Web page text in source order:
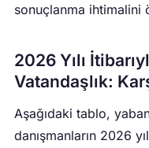
sonuçlanma ihtimalini
2026 Yılı
Vatandaşlık:
Aşağıdaki tablo,
danışmanların 2026